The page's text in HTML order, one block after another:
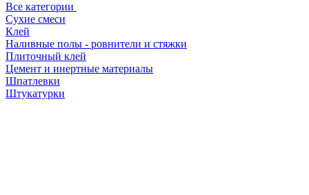
Все категории
Сухие смеси
Клей
Наливные полы - ровнители и стяжки
Плиточный клей
Цемент и инертные материалы
Шпатлевки
Штукатурки